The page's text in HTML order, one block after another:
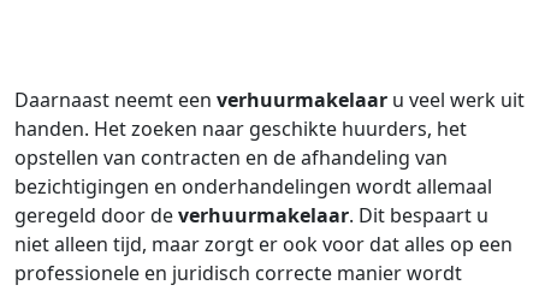
Daarnaast neemt een verhuurmakelaar u veel werk uit
handen. Het zoeken naar geschikte huurders, het
opstellen van contracten en de afhandeling van
bezichtigingen en onderhandelingen wordt allemaal
geregeld door deverhuurmakelaar. Dit bespaart u
niet alleen tijd, maar zorgt er ook voor dat alles op een
professionele en juridisch correcte manier wordt